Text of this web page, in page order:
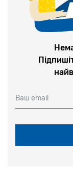
1-2 липня у
Україні:
досліджень»
28 червня 2026
У Теплицькій
Ваш email